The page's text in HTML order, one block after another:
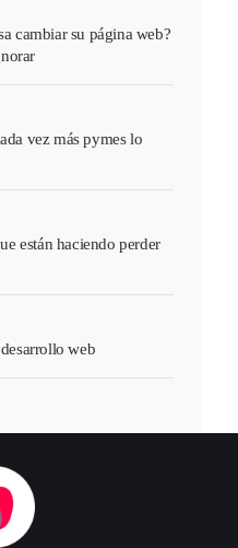
cambiar su página web?
vez más pymes lo
están haciendo perder
web